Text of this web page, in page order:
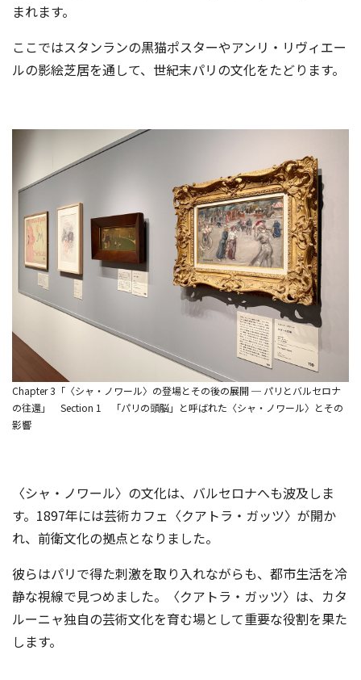
まれます。
ここではスタンランの黒猫ポスターやアンリ・リヴィエー
ルの影絵芝居を通して、世紀末パリの文化をたどります。
Chapter 3「〈シャ・ノワール〉の登場とその後の展開 ─ パリとバルセロナ
の往還」 Section 1 「パリの頭脳」と呼ばれた〈シャ・ノワール〉とその
影響
〈シャ・ノワール〉の文化は、バルセロナへも波及しま
す。1897年には芸術カフェ〈クアトラ・ガッツ〉が開か
れ、前衛文化の拠点となりました。
彼らはパリで得た刺激を取り入れながらも、都市生活を冷
静な視線で見つめました。〈クアトラ・ガッツ〉は、カタ
ルーニャ独自の芸術文化を育む場として重要な役割を果た
します。